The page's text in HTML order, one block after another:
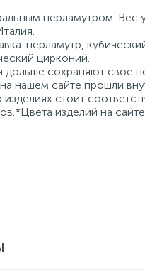
перламутром. Вес
перламутр,
цирконий.
сохраняют свое
нашем сайте прошли
изделиях стоит
изделий на